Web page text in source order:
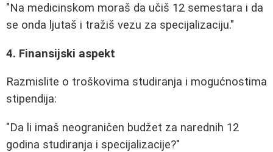
"Na medicinskom moraš da učiš 12 semestara i da
se onda ljutaš i tražiš vezu za specijalizaciju."
4. Finansijski aspekt
Razmislite o troškovima studiranja i mogućnostima
stipendija:
"Da li imaš neograničen budžet za narednih 12
godina studiranja i specijalizacije?"